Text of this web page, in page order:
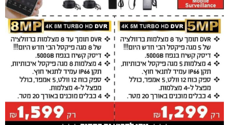
מצלמות אבטחה בבת ים
מצלמות אבטחה בגבעת שמואל
מצלמות אבטחה בגבעתיים
מצלמות אבטחה בחולון
מצלמות אבטחה ביהוד
מצלמות אבטחה בסביון
מצלמות אבטחה בפתח תקווה
מצלמות אבטחה בקריית אונו